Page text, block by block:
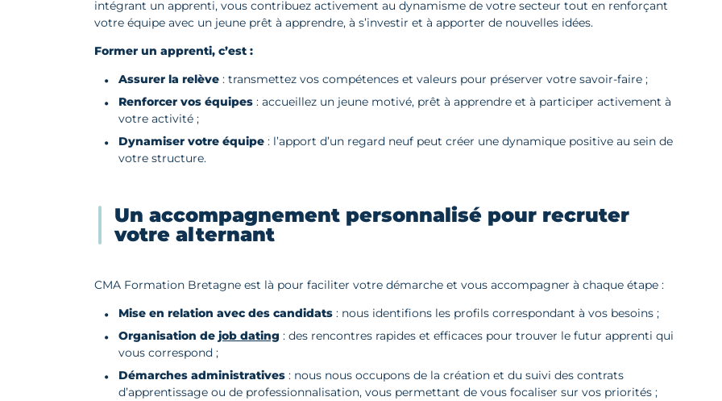
intégrant un apprenti, vous contribuez activement au dynamisme de votre secteur tout en renforçant
votre équipe avec un jeune prêt à apprendre, à s’investir et à apporter de nouvelles idées.
Former un apprenti, c’est :
Assurer la relève : transmettez vos compétences et valeurs pour préserver votre savoir-faire ;
Renforcer vos équipes : accueillez un jeune motivé, prêt à apprendre et à participer activement à
votre activité ;
Dynamiser votre équipe : l’apport d’un regard neuf peut créer une dynamique positive au sein de
votre structure.
Un accompagnement personnalisé pour recruter
votre alternant
CMA Formation Bretagne est là pour faciliter votre démarche et vous accompagner à chaque étape :
Mise en relation avec des candidats : nous identifions les profils correspondant à vos besoins ;
Organisation de job dating : des rencontres rapides et efficaces pour trouver le futur apprenti qui
vous correspond ;
Démarches administratives : nous nous occupons de la création et du suivi des contrats
d’apprentissage ou de professionnalisation, vous permettant de vous focaliser sur vos priorités ;